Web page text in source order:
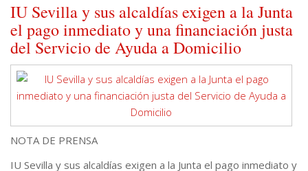
IU Sevilla y sus alcaldías exigen a la Junta
el pago inmediato y una financiación justa
del Servicio de Ayuda a Domicilio
NOTA DE PRENSA
IU Sevilla y sus alcaldías exigen a la Junta el pago inmediato y